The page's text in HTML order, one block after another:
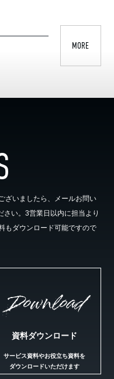
MORE
ざいましたら、メールお問い
い。3営業日以内に担当より
もダウンロード可能ですので
Download
資料ダウンロード
サービス資料やお役立ち資料を
ダウンロードいただけます